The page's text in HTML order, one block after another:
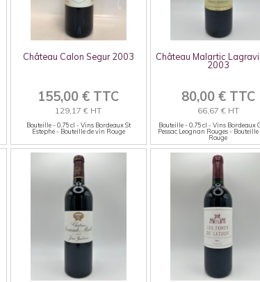
Château Calon Segur 2003
155,00 € TTC
129,17 € HT
Bouteille - 0.75 cl - Vins Bordeaux St
Estephe - Bouteille de vin Rouge
Château Malartic
2003
80,00 € TTC
66,67 € HT
Bouteille - 0.75 cl - Vins Bordeaux
Pessac Leognan Rouges -
Rouge